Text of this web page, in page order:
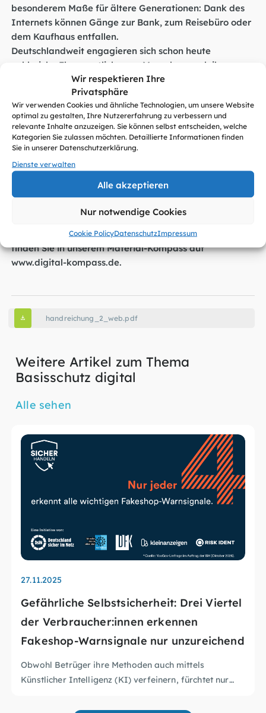
Wir respektieren Ihre
Privatsphäre
Wir verwenden Cookies und ähnliche Technologien, um unsere Website
optimal zu gestalten, Ihre Nutzererfahrung zu verbessern und
relevante Inhalte anzuzeigen. Sie können selbst entscheiden, welche
Kategorien Sie zulassen möchten. Detaillierte Informationen finden
Sie in unserer Datenschutzerklärung.
Dienste verwalten
Alle akzeptieren
Nur notwendige Cookies
Cookie PolicyDatenschutzImpressum
besonderem Maße für ältere Generationen: Dank des
Internets können Gänge zur Bank, zum Reisebüro oder
dem Kaufhaus entfallen.
Deutschlandweit engagieren sich schon heute
zahlreiche Ehrenamtliche, um Menschen nach ihrem
aktiven Berufsleben auf dem Weg ins Internet zu
begleiten – so wie Sie.
Der Digital-Kompass wurde ins Leben gerufen, um Sie
zu befähigen, neues Wissen zu erwerben, gesammelten
Erfahrungen auszutauschen und an ältere Menschen
weiterzugeben.
Die vorliegende Handreichung unterstützt Sie in
diesem Engagement. Sie finden darin
praktische Übungsaufgaben, die Sie für den Austausch
mit Ihren Seniorengruppen verwenden können.
Weitere Materialien, Präsentationen und Unterlagen
finden Sie in unserem Material-Kompass auf
www.digital-kompass.de.
handreichung_2_web.pdf
Weitere Artikel zum Thema
Basisschutz digital
Alle sehen
Selbstsicherheit: Drei Viertel
Verbraucher:innen erkennen
Warnsignale nur unzureichend
Betrüger ihre Methoden auch mittels
Intelligenz (KI) verfeinern, fürchtet nur
Eine aktuelle Umfrage der Initiative
Ergebnisse zeigen: Fakeshops sind kein